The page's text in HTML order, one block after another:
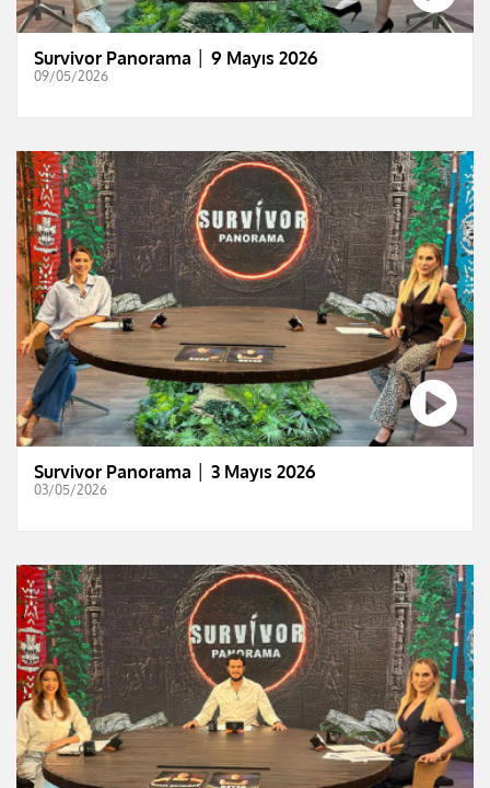
Survivor Panorama │ 9 Mayıs 2026
09/05/2026
Survivor Panorama │ 3 Mayıs 2026
03/05/2026